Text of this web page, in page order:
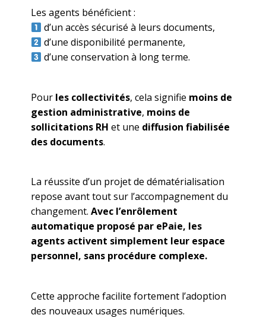
Les agents bénéficient :
d’un accès sécurisé à leurs documents,
d’une disponibilité permanente,
d’une conservation à long terme.
Pour les collectivités, cela signifie moins de
gestion administrative, moins de
sollicitations RH et une diffusion fiabilisée
des documents.
La réussite d’un projet de dématérialisation
repose avant tout sur l’accompagnement du
changement. Avec l’enrôlement
automatique proposé par ePaie, les
agents activent simplement leur espace
personnel, sans procédure complexe.
Cette approche facilite fortement l’adoption
des nouveaux usages numériques.